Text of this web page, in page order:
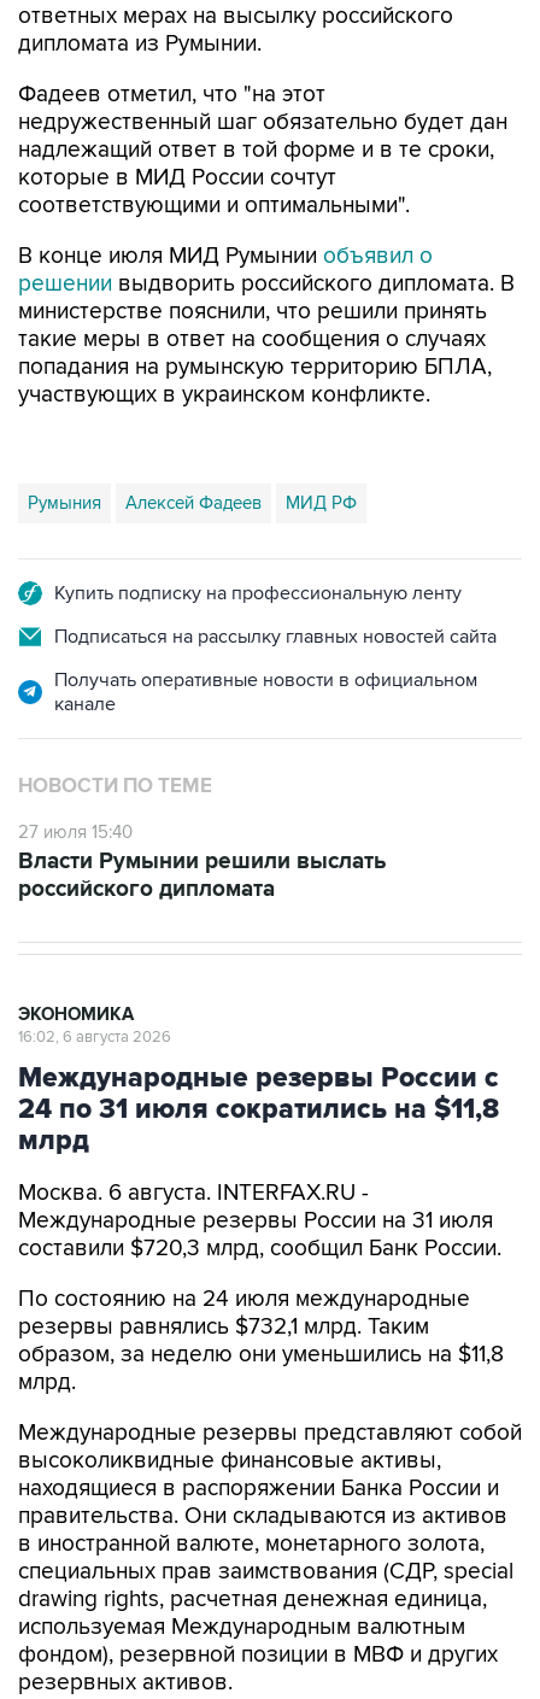
ответных мерах на высылку российского
дипломата из Румынии.
Фадеев отметил, что "на этот
недружественный шаг обязательно будет дан
надлежащий ответ в той форме и в те сроки,
которые в МИД России сочтут
соответствующими и оптимальными".
В конце июля МИД Румынии объявил о
решении выдворить российского дипломата. В
министерстве пояснили, что решили принять
такие меры в ответ на сообщения о случаях
попадания на румынскую территорию БПЛА,
участвующих в украинском конфликте.
Румыния Алексей Фадеев МИД РФ
Купить подписку на профессиональную ленту
Подписаться на рассылку главных новостей сайта
Получать оперативные новости в официальном
канале
НОВОСТИ ПО ТЕМЕ
27 июля 15:40
Власти Румынии решили выслать
российского дипломата
ЭКОНОМИКА
16:02, 6 августа 2026
Международные резервы России с
24 по 31 июля сократились на $11,8
млрд
Москва. 6 августа. INTERFAX.RU -
Международные резервы России на 31 июля
составили $720,3 млрд, сообщил Банк России.
По состоянию на 24 июля международные
резервы равнялись $732,1 млрд. Таким
образом, за неделю они уменьшились на $11,8
млрд.
Международные резервы представляют собой
высоколиквидные финансовые активы,
находящиеся в распоряжении Банка России и
правительства. Они складываются из активов
в иностранной валюте, монетарного золота,
специальных прав заимствования (СДР, special
drawing rights, расчетная денежная единица,
используемая Международным валютным
фондом), резервной позиции в МВФ и других
резервных активов.